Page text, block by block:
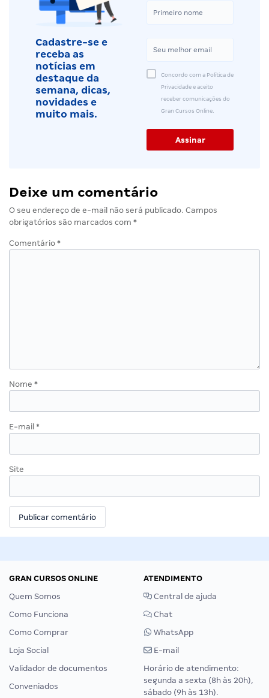
Cadastre-se e
receba as
notícias em
destaque da
semana, dicas,
novidades e
muito mais.
Concordo com a Política de
Privacidade e aceito
receber comunicações do
Gran Cursos Online.
Deixe um comentário
O seu endereço de e-mail não será publicado. Campos
obrigatórios são marcados com *
Comentário *
Nome *
E-mail *
Site
GRAN CURSOS ONLINE
Quem Somos
Como Funciona
Como Comprar
Loja Social
Validador de documentos
Conveniados
ATENDIMENTO
Central de ajuda
Chat
WhatsApp
E-mail
Horário de atendimento:
segunda a sexta (8h às 20h),
sábado (9h às 13h).